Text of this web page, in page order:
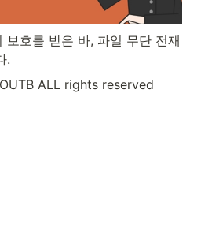
보호를 받은 바, 파일 무단 전재
.
ALL rights reserved